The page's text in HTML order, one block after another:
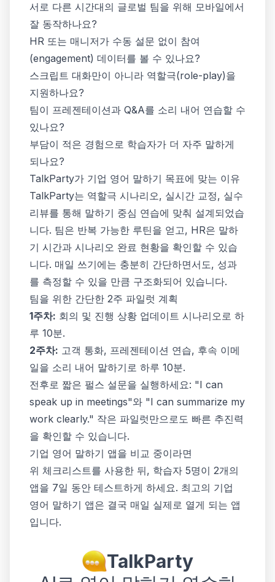
서로 다른 시간대의 글로벌 팀을 위해 모바일에서
잘 동작하나요?
HR 또는 매니저가 수동 설문 없이 참여
(engagement) 데이터를 볼 수 있나요?
스크립트 대화만이 아니라 역할극(role-play)을
지원하나요?
팀이 프레젠테이션과 Q&A를 소리 내어 연습할 수
있나요?
부담이 적은 경험으로 학습자가 더 자주 말하게
되나요?
TalkParty가 기업 영어 말하기 목표에 맞는 이유
TalkParty는 역할극 시나리오, 실시간 교정, 실수
리뷰를 통해 말하기 중심 연습에 맞춰 설계되었습
니다. 팀은 반복 가능한 루틴을 얻고, HR은 말하
기 시간과 시나리오 완료 현황을 확인할 수 있습
니다. 매일 쓰기에는 충분히 간단하면서도, 성과
를 측정할 수 있을 만큼 구조화되어 있습니다.
팀을 위한 간단한 2주 파일럿 계획
1주차: 회의 및 진행 상황 업데이트 시나리오로 하
루 10분.
2주차: 고객 통화, 프레젠테이션 연습, 후속 이메
일을 소리 내어 말하기로 하루 10분.
전후로 짧은 펄스 설문을 실행하세요: "I can
speak up in meetings"와 "I can summarize my
work clearly." 작은 파일럿만으로도 빠른 추진력
을 확인할 수 있습니다.
기업 영어 말하기 앱을 비교 중이라면
위 체크리스트를 사용한 뒤, 학습자 5명이 2개의
앱을 7일 동안 테스트하게 하세요. 최고의 기업
영어 말하기 앱은 결국 매일 실제로 열게 되는 앱
입니다.
TalkParty